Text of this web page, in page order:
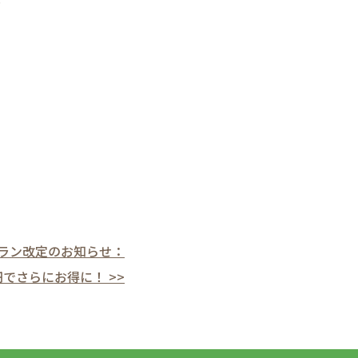
ン改定のお知らせ：
さらにお得に！ >>